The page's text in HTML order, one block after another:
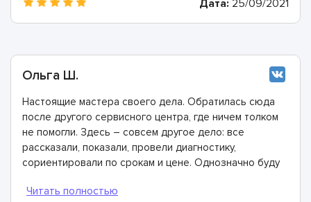
Дата: 25/09/2021
Ольга Ш.
Настоящие мастера своего дела. Обратилась сюда
после другого сервисного центра, где ничем толком
не помогли. Здесь – совсем другое дело: все
рассказали, показали, провели диагностику,
сориентировали по срокам и цене. Однозначно буду